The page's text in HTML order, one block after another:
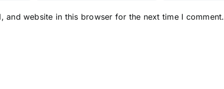
and website in this browser for the next time I comment.